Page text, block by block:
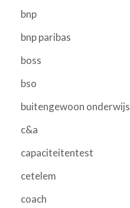
bnp
bnp paribas
boss
bso
buitengewoon onderwijs
c&a
capaciteitentest
cetelem
coach